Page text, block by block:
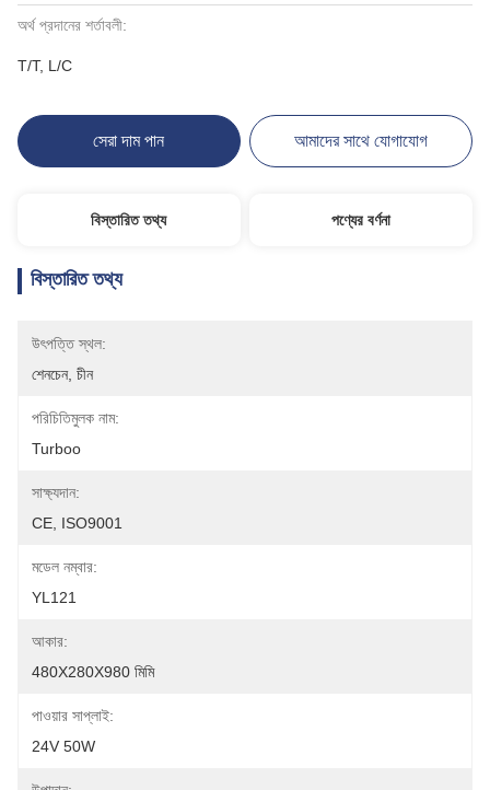
অর্থ প্রদানের শর্তাবলী:
T/T, L/C
সেরা দাম পান আমাদের সাথে যোগাযোগ
বিস্তারিত তথ্য পণ্যের বর্ণনা
বিস্তারিত তথ্য
উৎপত্তি স্থল:
শেনচেন, চীন
পরিচিতিমুলক নাম:
Turboo
সাক্ষ্যদান:
CE, ISO9001
মডেল নম্বার:
YL121
আকার:
480X280X980 মিমি
পাওয়ার সাপ্লাই:
24V 50W